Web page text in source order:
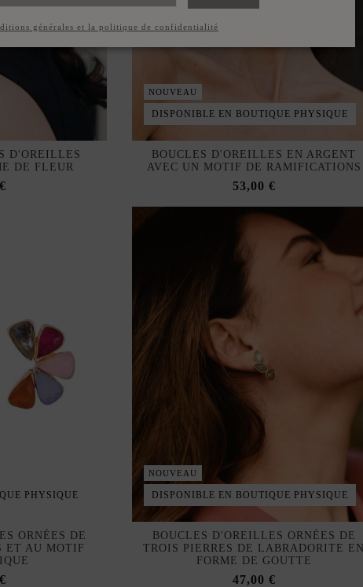
D'OREILLES
DE FLEUR
NOUVEAU
DISPONIBLE EN BOUTIQUE PHYSIQUE
BOUCLES D'OREILLES EN ARGENT
AVEC UN MOTIF DE RAMIFICATIONS
53,00 €
PHYSIQUE
ORNÉES DE
ET AU MOTIF
NOUVEAU
DISPONIBLE EN BOUTIQUE PHYSIQUE
BOUCLES D'OREILLES ORNÉES DE
TROIS PIERRES DE LABRADORITE EN
FORME DE GOUTTE
47,00 €
générales et la politique de confidentialité